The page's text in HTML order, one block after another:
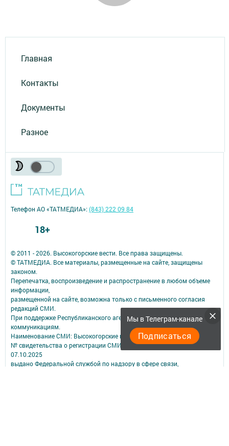
Главная
Контакты
Документы
Разное
Мы в Телеграм-канале
Подписаться
© 2011 - 2026. Высокогорские вести. Все права защищены.
© ТАТМЕДИА. Все материалы, размещенные на сайте, защищены
законом.
Перепечатка, воспроизведение и распространение в любом объеме
информации,
размещенной на сайте, возможна только с письменного согласия
редакций СМИ.
При поддержке Республиканского агентства по печати и массовым
коммуникациям.
Наименование СМИ: Высокогорские вести
№ свидетельства о регистрации СМИ, дата: ЭЛ № ФС 77 - 90215 от
07.10.2025
выдано Федеральной службой по надзору в сфере связи,
Телефон АО «ТАТМЕДИА»:(843) 222 09 84
18+